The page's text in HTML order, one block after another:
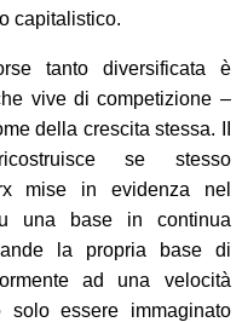
capitalistico.
tanto diversificata è
vive di competizione –
della crescita stessa. II
se stesso
mise in evidenza nel
una base in continua
la propria base di
ad una velocità
essere immaginato